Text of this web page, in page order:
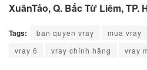
XuânTảo, Q. Bắc Từ Liêm, TP.
Tags: ban quyen vray mua vray
vray 6
vray chính hãng vray